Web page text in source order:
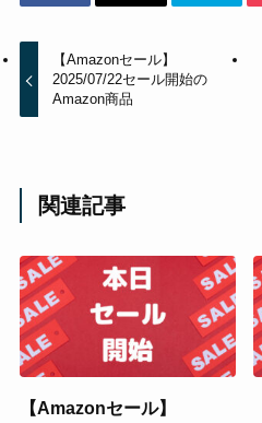
【Amazonセール】
2025/07/22セール開始の
Amazon商品
関連記事
【Amazonセール】